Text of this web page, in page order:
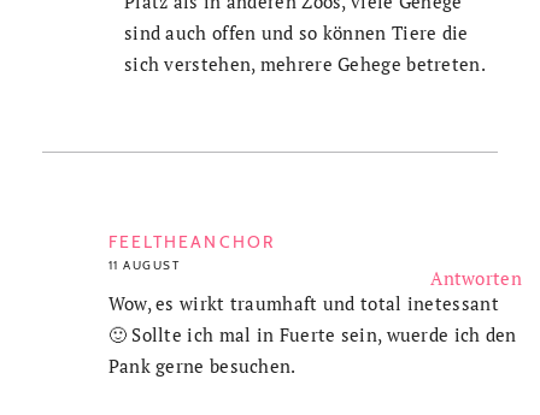
sind auch offen und so können Tiere die
sich verstehen, mehrere Gehege betreten.
FEELTHEANCHOR
11 AUGUST
Wow, es wirkt traumhaft und total inetessant
🙂 Sollte ich mal in Fuerte sein, wuerde ich den
Pank gerne besuchen.
Antworten